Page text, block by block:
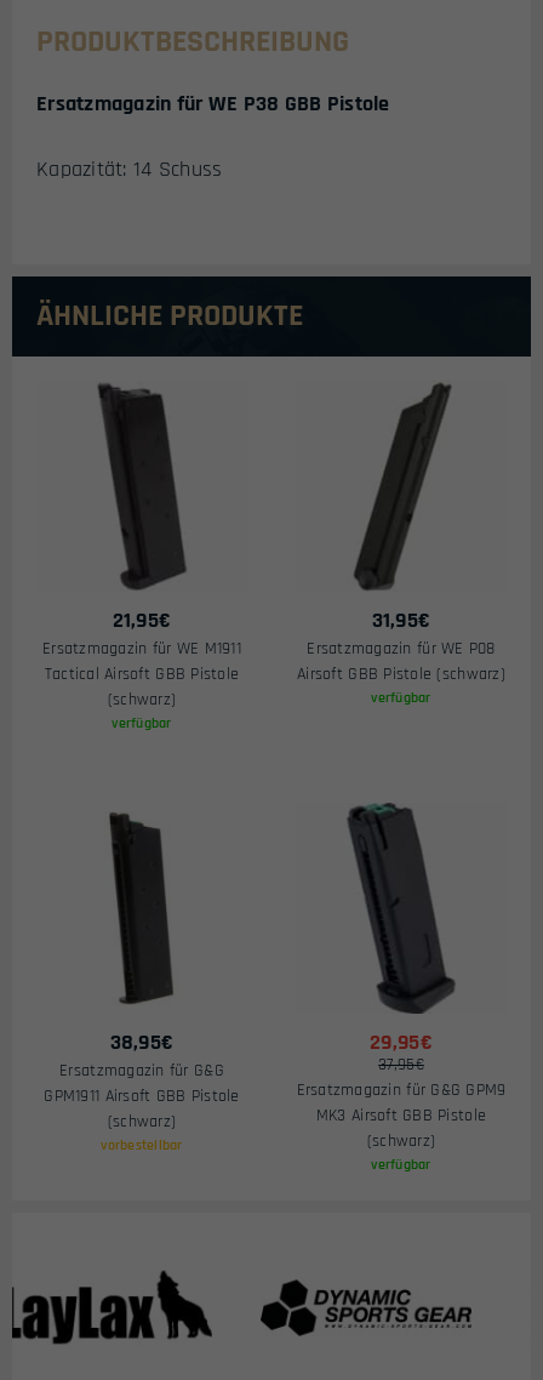
PRODUKTBESCHREIBUNG
Ersatzmagazin für WE P38 GBB Pistole
Kapazität: 14 Schuss
ÄHNLICHE PRODUKTE
21,95€
Ersatzmagazin für WE M1911
Tactical Airsoft GBB Pistole
(schwarz)
verfügbar
31,95€
Ersatzmagazin für WE P08
Airsoft GBB Pistole (schwarz)
verfügbar
38,95€
Ersatzmagazin für G&G
GPM1911 Airsoft GBB Pistole
(schwarz)
vorbestellbar
29,95€
37,95€
Ersatzmagazin für G&G GPM9
MK3 Airsoft GBB Pistole
(schwarz)
verfügbar